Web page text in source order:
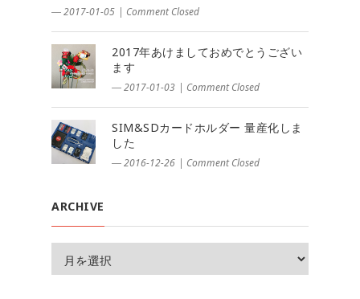
― 2017-01-05 | Comment Closed
2017年あけましておめでとうござい
ます
― 2017-01-03 | Comment Closed
SIM&SDカードホルダー 量産化しま
した
― 2016-12-26 | Comment Closed
ARCHIVE